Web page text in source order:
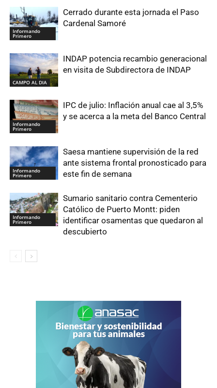
Informando
Primero
Cerrado durante esta jornada el Paso
Cardenal Samoré
CAMPO AL DIA
INDAP potencia recambio generacional
en visita de Subdirectora de INDAP
Informando
Primero
IPC de julio: Inflación anual cae al 3,5%
y se acerca a la meta del Banco Central
Informando
Primero
Saesa mantiene supervisión de la red
ante sistema frontal pronosticado para
este fin de semana
Informando
Primero
Sumario sanitario contra Cementerio
Católico de Puerto Montt: piden
identificar osamentas que quedaron al
descubierto